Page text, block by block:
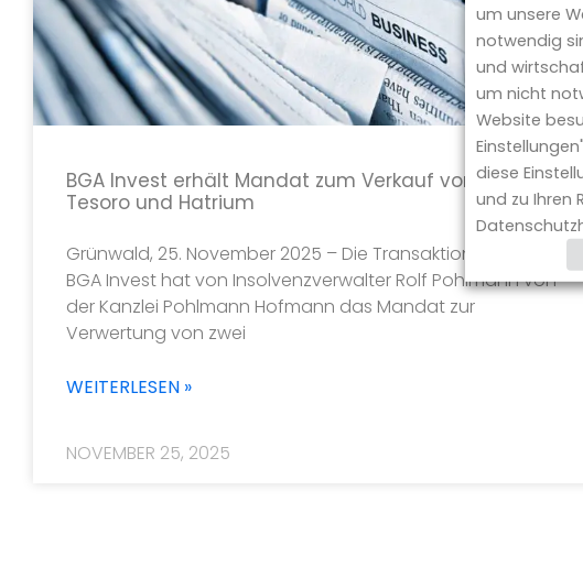
BGA Invest erhält Mandat zum Verkauf von Centro
Tesoro und Hatrium
Grünwald, 25. November 2025 – Die Transaktionsberatung
BGA Invest hat von Insolvenzverwalter Rolf Pohlmann von
der Kanzlei Pohlmann Hofmann das Mandat zur
Verwertung von zwei
WEITERLESEN »
NOVEMBER 25, 2025
um unsere
notwendig
und
um nicht
Website
diese
und zu Ihren